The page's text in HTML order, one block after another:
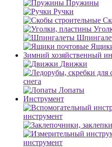
Пружины
Ручки
Зимний хозяйственный
Движки
снега
Лопаты
Инструмент
инструмент
инструмент